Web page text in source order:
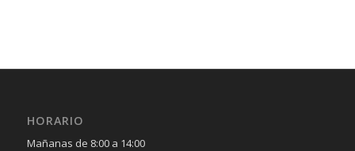
HORARIO
Mañanas de 8:00 a 14:00